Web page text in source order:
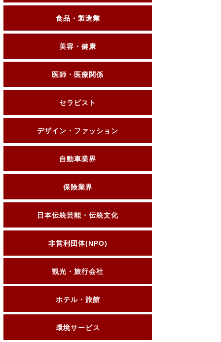
食品・製造業
美容・健康
医師・医療関係
セラピスト
デザイン・ファッション
自動車業界
保険業界
日本伝統芸能・伝統文化
非営利団体(NPO)
観光・旅行会社
ホテル・旅館
環境サービス